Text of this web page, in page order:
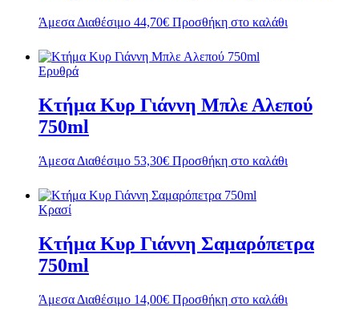
Άμεσα Διαθέσιμο 44,70€ Προσθήκη στο καλάθι
Ερυθρά
Κτήμα Κυρ Γιάννη Μπλε Αλεπού
750ml
Άμεσα Διαθέσιμο 53,30€ Προσθήκη στο καλάθι
Κρασί
Κτήμα Κυρ Γιάννη Σαμαρόπετρα
750ml
Άμεσα Διαθέσιμο 14,00€ Προσθήκη στο καλάθι